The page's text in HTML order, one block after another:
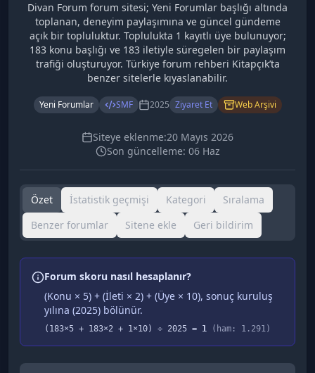
Divan Forum forum sitesi; Yeni Forumlar başlığı altında
toplanan, deneyim paylaşımına ve güncel gündeme
açık bir topluluktur. Toplulukta 1 kayıtlı üye bulunuyor;
183 konu başlığı ve 183 iletiyle süregelen bir paylaşım
trafiği oluşturuyor. Türkiye forum rehberi Kitapçık’ta
benzer sitelerle kıyaslanabilir.
Yeni Forumlar SMF 2025 Ziyaret Et Web Arşivi
Siteye eklenme:20 Mayıs 2026
Son güncelleme: 06 Haz
Özet İstatistik geçmişi Kategori
Sıralama
Benzer forumlar
Sitene ekle Geri bildirim
Forum skoru nasıl hesaplanır?
(Konu × 5) + (İleti × 2) + (Üye × 10), sonuç kuruluş
yılına (2025) bölünür.
( 183×5 + 183×2 + 1×10) ÷ 2025 = 1 (ham: 1.291)